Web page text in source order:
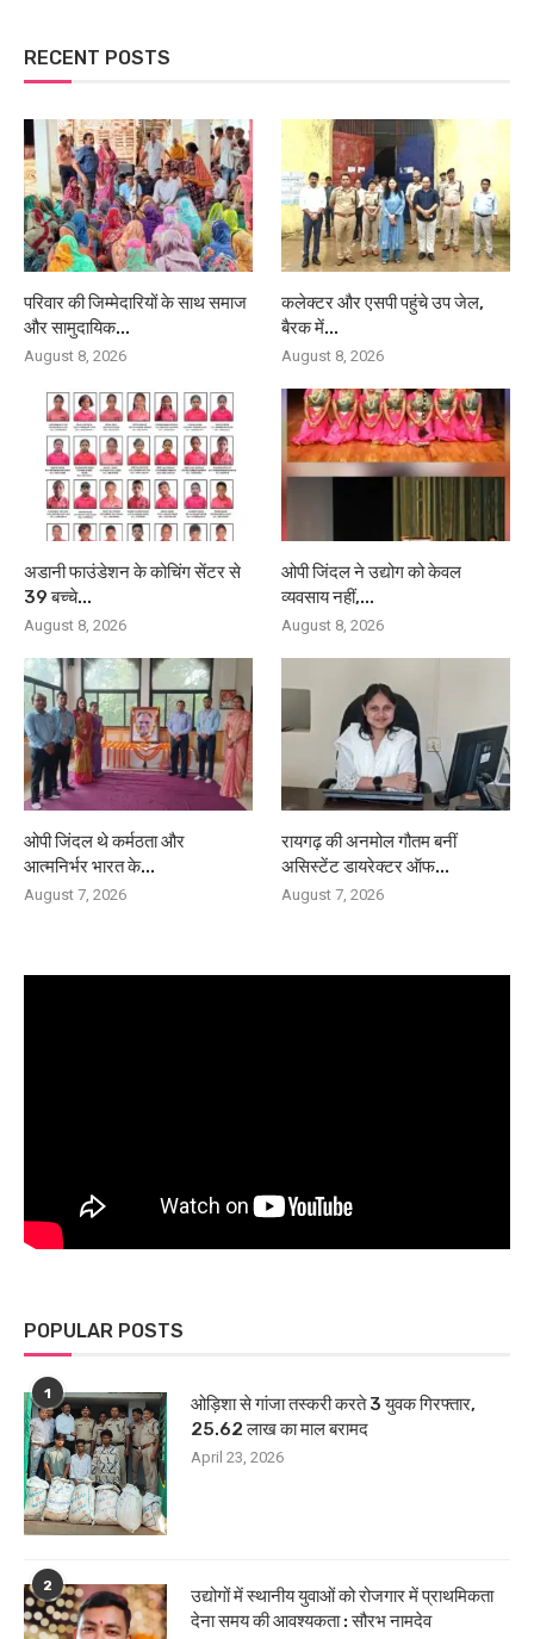
RECENT POSTS
परिवार की जिम्मेदारियों के साथ समाज
और सामुदायिक...
August 8, 2026
कलेक्टर और एसपी पहुंचे उप जेल,
बैरक में...
August 8, 2026
अडानी फाउंडेशन के कोचिंग सेंटर से
39 बच्चे...
August 8, 2026
ओपी जिंदल ने उद्योग को केवल
व्यवसाय नहीं,...
August 8, 2026
ओपी जिंदल थे कर्मठता और
आत्मनिर्भर भारत के...
August 7, 2026
रायगढ़ की अनमोल गौतम बनीं
असिस्टेंट डायरेक्टर ऑफ...
August 7, 2026
POPULAR POSTS
1
ओड़िशा से गांजा तस्करी करते 3 युवक गिरफ्तार,
25.62 लाख का माल बरामद
April 23, 2026
2
उद्योगों में स्थानीय युवाओं को रोजगार में प्राथमिकता
देना समय की आवश्यकता : सौरभ नामदेव